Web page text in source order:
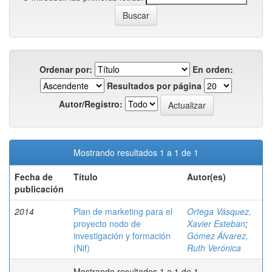
Ordenar por:
En orden:
Resultados por página
Autor/Registro:
Mostrando resultados 1 a 1 de 1
Fecha de
publicación
Título Autor(es)
2014
Plan de marketing para el
proyecto nodo de
investigación y formación
(Nif)
Ortega Vásquez,
Xavier Esteban;
Gómez Álvarez,
Ruth Verónica